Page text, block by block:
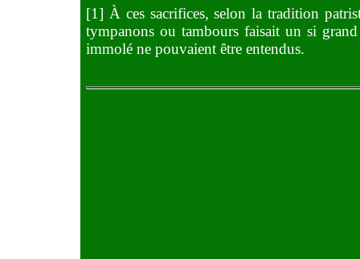
[1] À ces sacrifices, selon la tradition
tympanons ou tambours faisait un si
immolé ne pouvaient être entendus.